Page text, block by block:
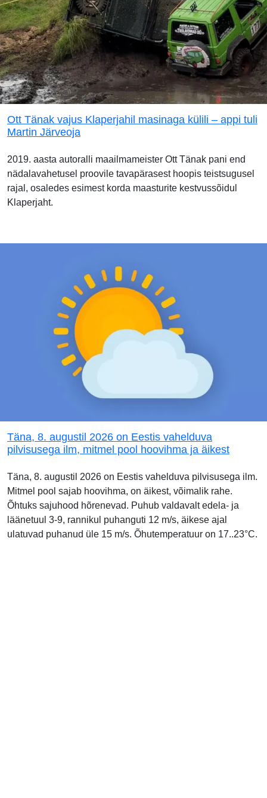
Ott Tänak vajus Klaperjahil masinaga külili – appi tuli
Martin Järveoja
2019. aasta autoralli maailmameister Ott Tänak pani end
nädalavahetusel proovile tavapärasest hoopis teistsugusel
rajal, osaledes esimest korda maasturite kestvussõidul
Klaperjaht.
Täna, 8. augustil 2026 on Eestis vahelduva
pilvisusega ilm, mitmel pool hoovihma ja äikest
Täna, 8. augustil 2026 on Eestis vahelduva pilvisusega ilm.
Mitmel pool sajab hoovihma, on äikest, võimalik rahe.
Õhtuks sajuhood hõrenevad. Puhub valdavalt edela- ja
läänetuul 3-9, rannikul puhanguti 12 m/s, äikese ajal
ulatuvad puhanud üle 15 m/s. Õhutemperatuur on 17..23°C.